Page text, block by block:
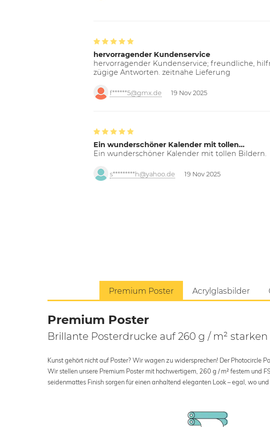
hervorragender Kundenservice
hervorragender Kundenservice; freundliche,
zügige Antworten. zeitnahe Lieferung
f******5@gmx.de 19 Nov 2025
Ein wunderschöner Kalender mit tollen…
Ein wunderschöner Kalender mit tollen Bildern.
s*********h@yahoo.de 19 Nov 2025
Premium Poster Acrylglasbilder
Premium Poster
Brillante Posterdrucke auf 260 g / m²
Kunst gehört nicht auf Poster? Wir wagen zu widersprechen! Der Photocircle
Wir stellen unsere Premium Poster mit hochwertigem, 260 g / m² festem und
seidenmattes Finish sorgen für einen anhaltend eleganten Look – egal, wo